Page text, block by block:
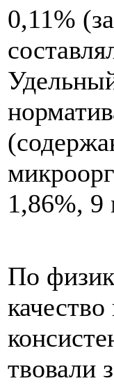
0,11%
1,86%, 9
По
твовали